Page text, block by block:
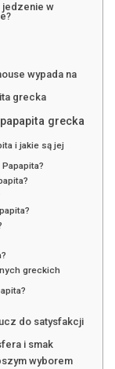
jedzenie w
wypada na
grecka
grecka
i jakie są jej
greckich
do satysfakcji
i smak
wyborem